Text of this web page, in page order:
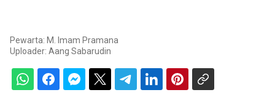
Pewarta: M. Imam Pramana
Uploader: Aang Sabarudin